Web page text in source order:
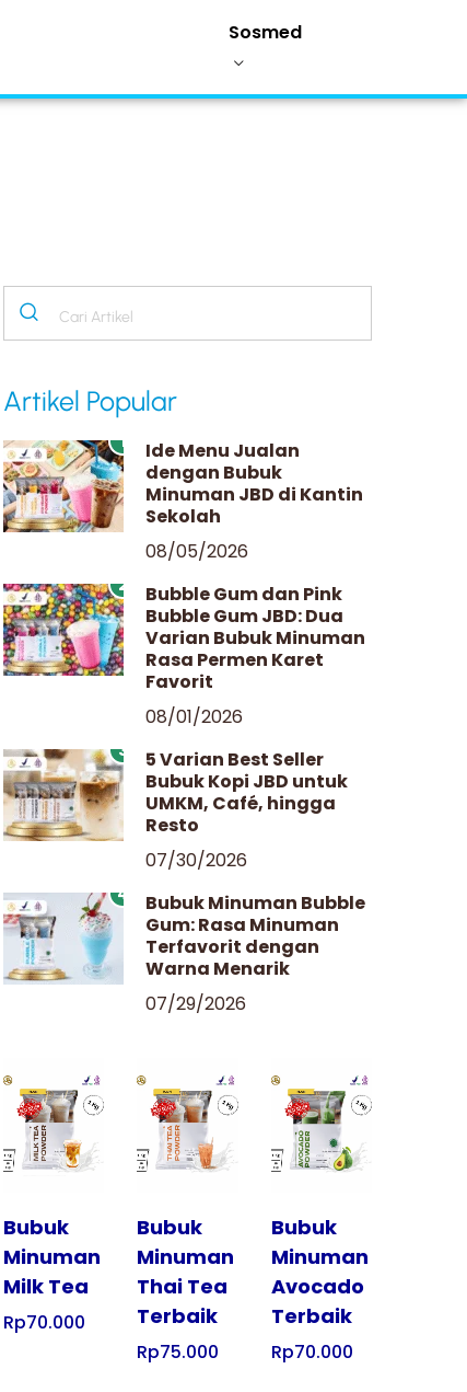
Sosmed
Artikel Popular
1
Ide Menu Jualan
dengan Bubuk
Minuman JBD di Kantin
Sekolah
08/05/2026
2
Bubble Gum dan Pink
Bubble Gum JBD: Dua
Varian Bubuk Minuman
Rasa Permen Karet
Favorit
08/01/2026
3
5 Varian Best Seller
Bubuk Kopi JBD untuk
UMKM, Café, hingga
Resto
07/30/2026
4
Bubuk Minuman Bubble
Gum: Rasa Minuman
Terfavorit dengan
Warna Menarik
07/29/2026
Tampilkan
Bubuk
Minuman
Milk Tea
Rp70.000
Tampilkan
Bubuk
Minuman
Thai Tea
Terbaik
Rp75.000
Tampilkan
Bubuk
Minuman
Avocado
Terbaik
Rp70.000